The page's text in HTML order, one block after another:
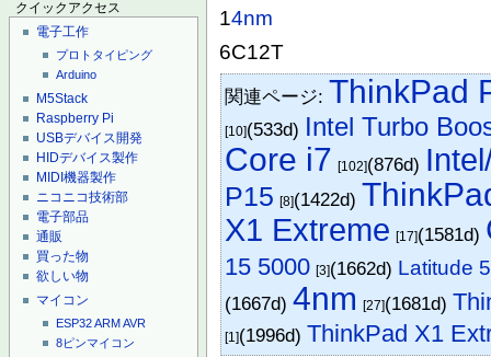
クイックアクセス
電子工作
プロトタイピング
Arduino
M5Stack
Raspberry Pi
USBデバイス開発
HIDデバイス製作
MIDI機器製作
ニコニコ技術部
電子部品
通販
買った物
欲しい物
マイコン
ESP32ARMAVR
8ピンマイコン
14nm
6C12T
関連ページ: ThinkPad
[10](533d) Intel Turbo
Core i7 [102](876d)
P15 [8](1422d)
X1 Extreme [17](1581d)
15 5000 [3](1662d) Latitude
(1667d)4nm [27](1681d)
[1](1996d)ThinkPad X1